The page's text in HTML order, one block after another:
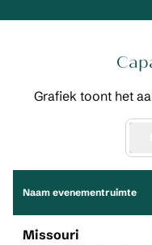
Grafiek toont het
Naam evenementruimte
Missouri